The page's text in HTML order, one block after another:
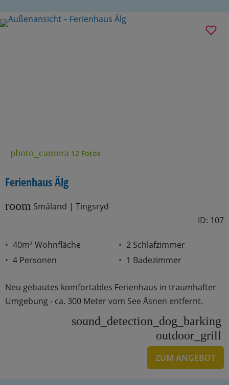
photo_camera 12 Fotos
Ferienhaus Älg
room Småland | Tingsryd
ID: 107
40m² Wohnfläche
4 Personen
2 Schlafzimmer
1 Badezimmer
Neu gebautes komfortables Ferienhaus in traumhafter
Umgebung - ca. 300 Meter vom See Åsnen entfernt.
sound_detection_dog_barking
outdoor_grill
ZUM ANGEBOT